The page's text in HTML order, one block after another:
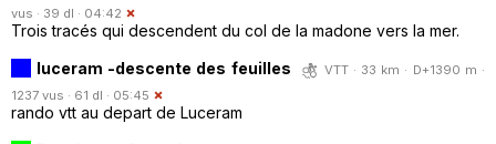
vus · 39 dl · 04:42
Trois tracés qui descendent du col de la madone vers la mer.
luceram -descente des feuilles
VTT · 33 km · D+1390 m ·
1237 vus · 61 dl · 05:45
rando vtt au depart de Luceram